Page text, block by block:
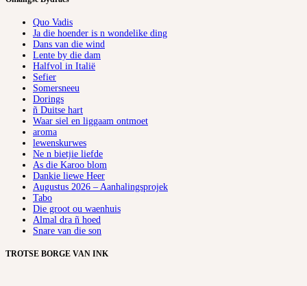
Quo Vadis
Ja die hoender is n wondelike ding
Dans van die wind
Lente by die dam
Halfvol in Italië
Sefier
Somersneeu
Dorings
ñ Duitse hart
Waar siel en liggaam ontmoet
aroma
lewenskurwes
Ne n bietjie liefde
As die Karoo blom
Dankie liewe Heer
Augustus 2026 – Aanhalingsprojek
Tabo
Die groot ou waenhuis
Almal dra ñ hoed
Snare van die son
TROTSE BORGE VAN INK